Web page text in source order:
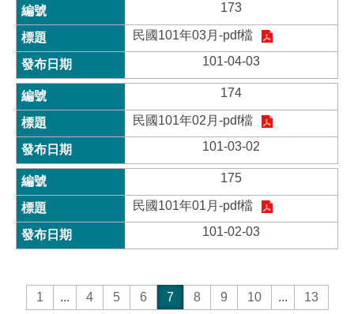
173
民國101年03月-pdf檔
101-04-03
174
民國101年02月-pdf檔
101-03-02
175
民國101年01月-pdf檔
101-02-03
1 ... 4 5 6 7 8 9 10 ... 13